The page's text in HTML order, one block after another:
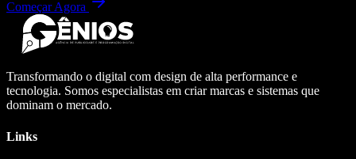
Começar Agora
Transformando o digital com design de alta performance e
tecnologia. Somos especialistas em criar marcas e sistemas que
dominam o mercado.
Links